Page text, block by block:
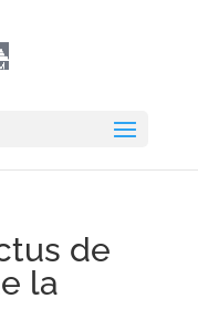
de
la